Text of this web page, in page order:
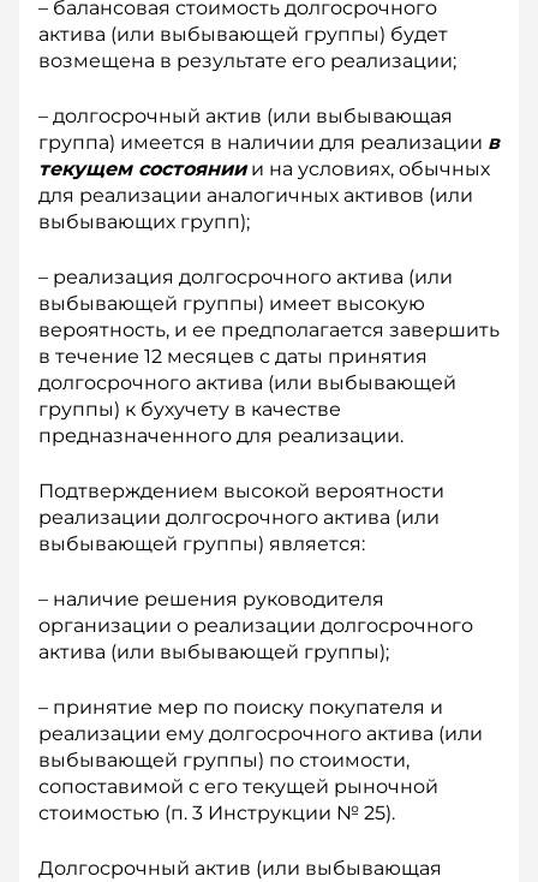
– балансовая стоимость долгосрочного
актива (или выбывающей группы) будет
возмещена в результате его реализации;
– долгосрочный актив (или выбывающая
группа) имеется в наличии для реализации в
текущем состояниии на условиях, обычных
для реализации аналогичных активов (или
выбывающих групп);
– реализация долгосрочного актива (или
выбывающей группы) имеет высокую
вероятность, и ее предполагается завершить
в течение 12 месяцев с даты принятия
долгосрочного актива (или выбывающей
группы) к бухучету в качестве
предназначенного для реализации.
Подтверждением высокой вероятности
реализации долгосрочного актива (или
выбывающей группы) является:
– наличие решения руководителя
организации о реализации долгосрочного
актива (или выбывающей группы);
– принятие мер по поиску покупателя и
реализации ему долгосрочного актива (или
выбывающей группы) по стоимости,
сопоставимой с его текущей рыночной
стоимостью (п. 3 Инструкции № 25).
Долгосрочный актив (или выбывающая